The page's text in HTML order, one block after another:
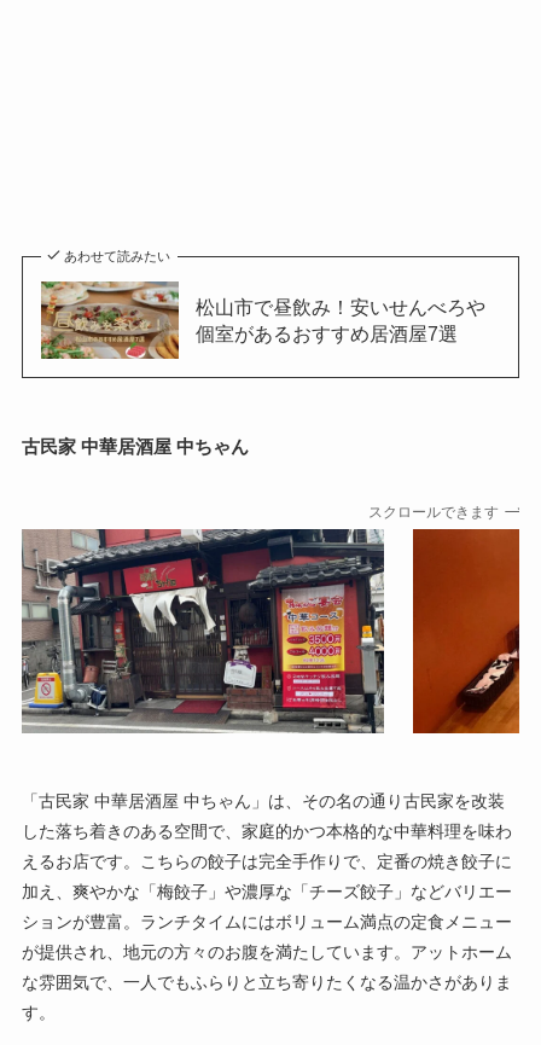
あわせて読みたい
松山市で昼飲み！安いせんべろや
個室があるおすすめ居酒屋7選
古民家 中華居酒屋 中ちゃん
スクロールできます
「古民家 中華居酒屋 中ちゃん」は、その名の通り古民家を改装
した落ち着きのある空間で、家庭的かつ本格的な中華料理を味わ
えるお店です。こちらの餃子は完全手作りで、定番の焼き餃子に
加え、爽やかな「梅餃子」や濃厚な「チーズ餃子」などバリエー
ションが豊富。ランチタイムにはボリューム満点の定食メニュー
が提供され、地元の方々のお腹を満たしています。アットホーム
な雰囲気で、一人でもふらりと立ち寄りたくなる温かさがありま
す。